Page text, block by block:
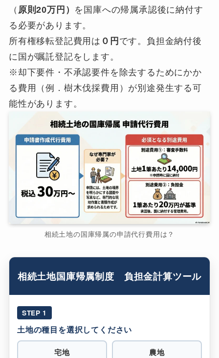
（ 原則20万円） を国庫への帰属承認後に納付す
る必要があります。
所有権移転登記費用は ０円 です。負担金納付後
に国が嘱託登記をします。
※却下要件・不承認要件を除去するためにかか
る費用（例．樹木伐採費用）が別途発生する可
能性があります。
相続土地の国庫帰属の申請代行費用は？
相続土地国庫帰属制度 負担金計算ツール
STEP 1
土地の種目を選択してください
宅地 農地